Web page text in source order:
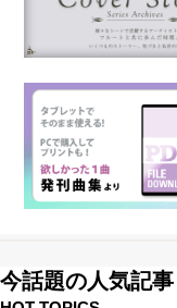
今話題の人気記事